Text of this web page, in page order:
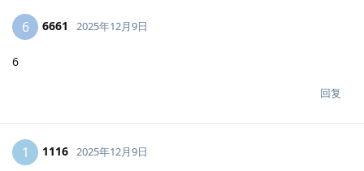
6 6661 2025年12月9日
6
回复
1 1116 2025年12月9日